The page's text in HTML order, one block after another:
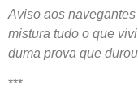
Aviso aos
mistura tudo o que
duma prova que
***